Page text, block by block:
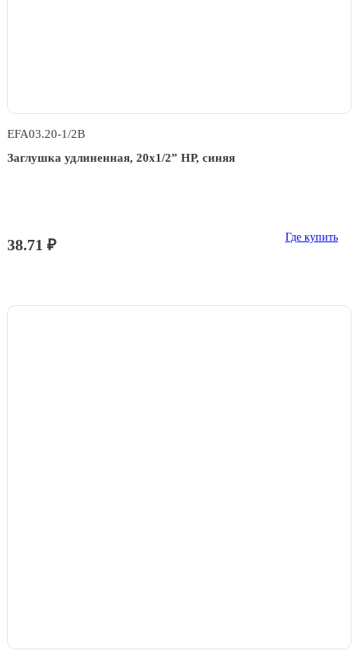
EFA03.20-1/2B
Заглушка удлиненная, 20x1/2” НР, синяя
38.71 ₽ Где купить